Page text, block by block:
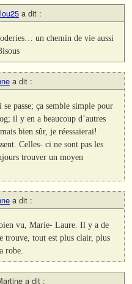
a dit :
un chemin de vie aussi
a dit :
passe; ça semble simple pour
il y en a beaucoup d’autres
bien sûr, je réessaierai!
Celles- ci ne sont pas les
trouver un moyen
a dit :
vu, Marie- Laure. Il y a de
trouve, tout est plus clair, plus
robe.
a dit :